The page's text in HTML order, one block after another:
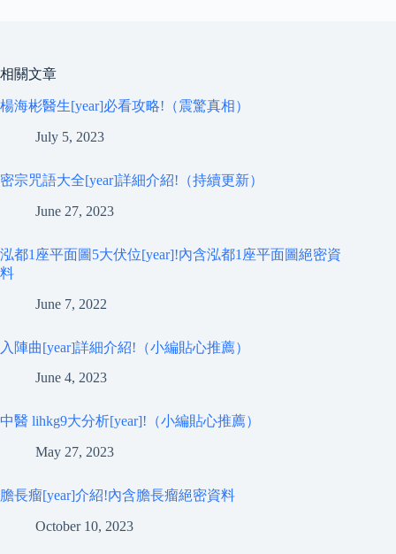
相關文章
楊海彬醫生[year]必看攻略!（震驚真相）
July 5, 2023
密宗咒語大全[year]詳細介紹!（持續更新）
June 27, 2023
泓都1座平面圖5大伏位[year]!內含泓都1座平面圖絕密資
料
June 7, 2022
入陣曲[year]詳細介紹!（小編貼心推薦）
June 4, 2023
中醫 lihkg9大分析[year]!（小編貼心推薦）
May 27, 2023
膽長瘤[year]介紹!內含膽長瘤絕密資料
October 10, 2023